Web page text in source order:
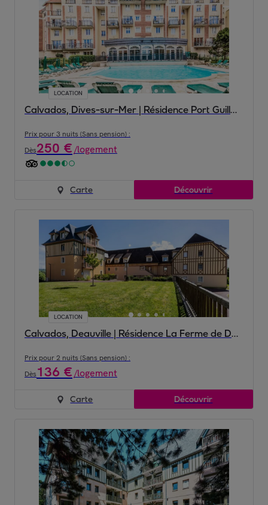
LOCATION
Calvados, Dives-sur-Mer | Résidence Port Guillaume
Prix pour 3 nuits (Sans pension) :
Dès250 €/logement
Carte Découvrir
LOCATION
Calvados, Deauville | Résidence La Ferme de Deauville
Prix pour 2 nuits (Sans pension) :
Dès136 €/logement
Carte Découvrir